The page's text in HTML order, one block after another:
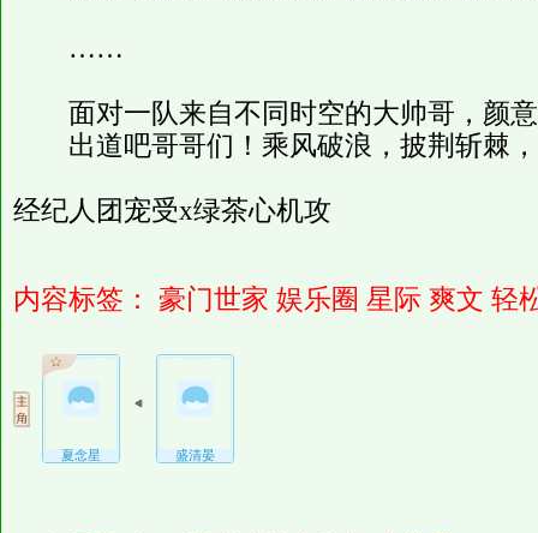
……
面对一队来自不同时空的大帅哥，颜
出道吧哥哥们！乘风破浪，披荆斩棘，
经纪人团宠受x绿茶心机攻
内容标签： 豪门世家 娱乐圈 星际 爽文 轻
夏念星 盛清晏